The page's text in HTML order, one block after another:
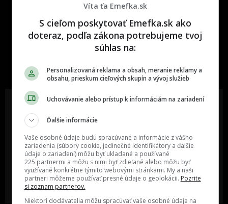
One time najzábavnejšie miesto na
najzabávnejšie miesto na svete
Oslov reklamou viac ako milión
ľudí v rôznych vekových
kategóriách a na rôznych
sociálnych sieťach a nakopni svoj
biznis alebo produkt.
MÁM ZÁUJEM O
SPOLUPRÁCU
poznáš niekoho, o kom by sme
mali určite napísať?
POŠLI NÁM TIP NA ČLÁNOK
Víta ťa Emefka.sk
S cieľom poskytovať Emefka.sk ako
doteraz, podľa zákona potrebujeme tvoj
súhlas na:
Personalizovaná reklama a obsah, meranie reklamy a
obsahu, prieskum cieľových skupín a vývoj služieb
Uchovávanie alebo prístup k informáciám na zariadení
Ďalšie informácie
Vaše osobné údaje budú spracúvané a informácie z vášho
zariadenia (súbory cookie, jedinečné identifikátory a ďalšie
údaje o zariadení) môžu byť ukladané a používané
225 partnermi a môžu s nimi byť zdieľané alebo môžu byť
využívané konkrétne týmito webovými stránkami. My a naši
partneri môžeme používať presné údaje o geolokácii. Pozrite
si zoznam partnerov.
Niektorí dodávatelia môžu spracúvať vaše osobné údaje na